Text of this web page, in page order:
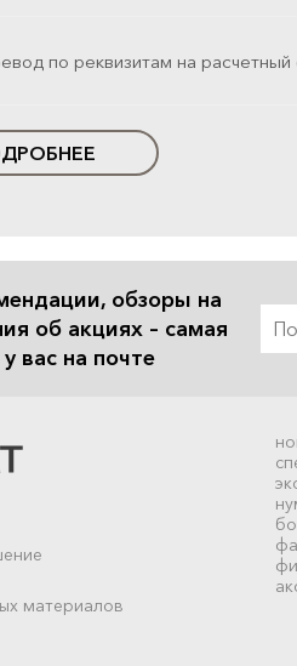
по реквизитам на расчетный
обзоры на
об акциях – самая
вас на почте
материалов